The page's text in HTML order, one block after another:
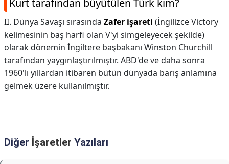
Kurt tarafından büyütülen Türk kim?
II. Dünya Savaşı sırasında Zafer işareti (İngilizce Victory
kelimesinin baş harfi olan V'yi simgeleyecek şekilde)
olarak dönemin İngiltere başbakanı Winston Churchill
tarafından yaygınlaştırılmıştır. ABD'de ve daha sonra
1960'lı yıllardan itibaren bütün dünyada barış anlamına
gelmek üzere kullanılmıştır.
Diğer İşaretler Yazıları